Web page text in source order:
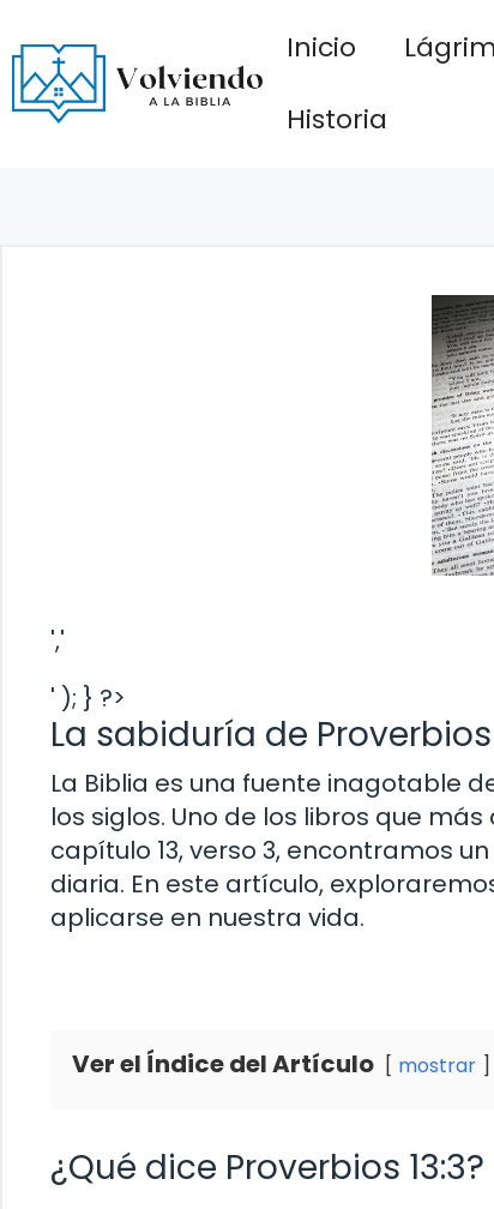
al
contenido
Inicio
Historia
','
' ); } ?>
La sabiduría de
La Biblia es una fuente inagotable
los siglos. Uno de los libros que
capítulo 13, verso 3, encontramos
diaria. En este artículo,
aplicarse en nuestra vida.
Ver el Índice del Artículo mostrar
¿Qué dice Proverbios 13:3?